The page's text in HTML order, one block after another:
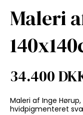
Maleri
34.400
Maleri af Inge
hvidpigmenteret